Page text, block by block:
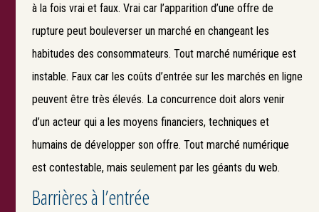
à la fois vrai et faux. Vrai car l’apparition d’une offre de
rupture peut bouleverser un marché en changeant les
habitudes des consommateurs. Tout marché numérique est
instable. Faux car les coûts d’entrée sur les marchés en ligne
peuvent être très élevés. La concurrence doit alors venir
d’un acteur qui a les moyens financiers, techniques et
humains de développer son offre. Tout marché numérique
est contestable, mais seulement par les géants du web.
Barrières à l’entrée